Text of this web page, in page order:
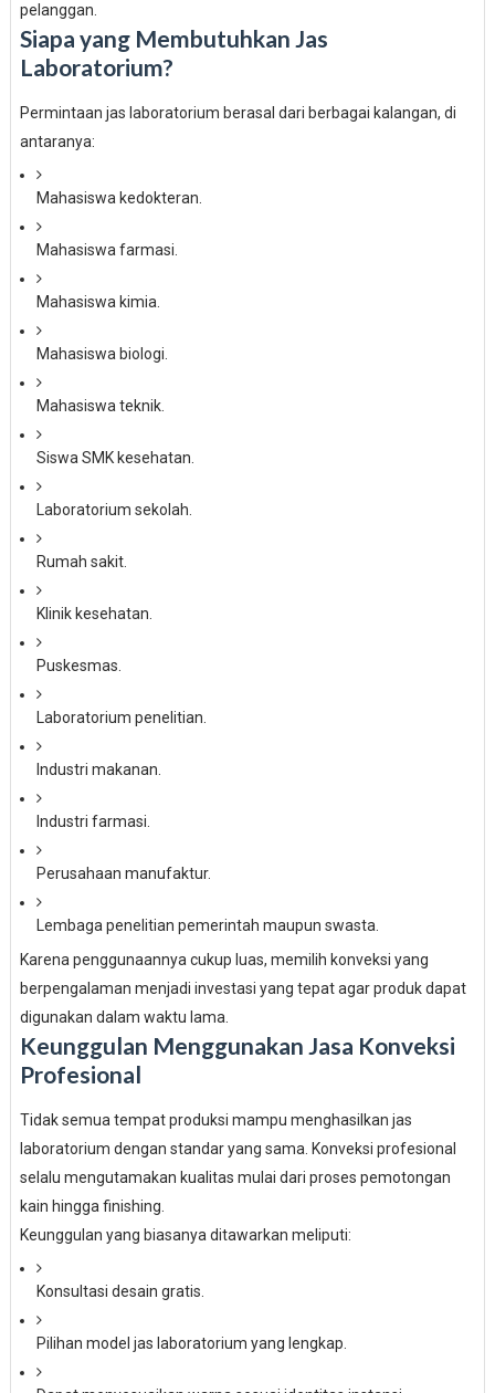
pelanggan.
Siapa yang Membutuhkan Jas
Laboratorium?
Permintaan jas laboratorium berasal dari berbagai kalangan, di
antaranya:
Mahasiswa kedokteran.
Mahasiswa farmasi.
Mahasiswa kimia.
Mahasiswa biologi.
Mahasiswa teknik.
Siswa SMK kesehatan.
Laboratorium sekolah.
Rumah sakit.
Klinik kesehatan.
Puskesmas.
Laboratorium penelitian.
Industri makanan.
Industri farmasi.
Perusahaan manufaktur.
Lembaga penelitian pemerintah maupun swasta.
Karena penggunaannya cukup luas, memilih konveksi yang
berpengalaman menjadi investasi yang tepat agar produk dapat
digunakan dalam waktu lama.
Keunggulan Menggunakan Jasa Konveksi
Profesional
Tidak semua tempat produksi mampu menghasilkan jas
laboratorium dengan standar yang sama. Konveksi profesional
selalu mengutamakan kualitas mulai dari proses pemotongan
kain hingga finishing.
Keunggulan yang biasanya ditawarkan meliputi:
Konsultasi desain gratis.
Pilihan model jas laboratorium yang lengkap.